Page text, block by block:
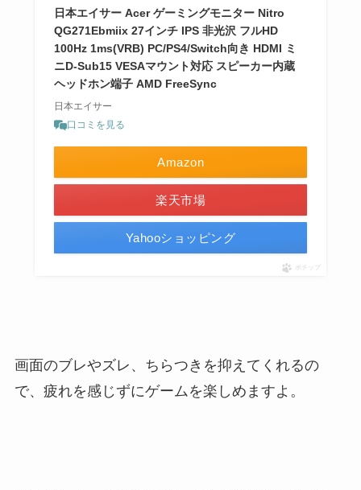
日本エイサー Acer ゲーミングモニター Nitro
QG271Ebmiix 27インチ IPS 非光沢 フルHD
100Hz 1ms(VRB) PC/PS4/Switch向き HDMI ミ
ニD-Sub15 VESAマウント対応 スピーカー内蔵
ヘッドホン端子 AMD FreeSync
日本エイサー
口コミを見る
Amazon
楽天市場
Yahooショッピング
ポチップ
画面のブレやズレ、ちらつきを抑えてくれるの
で、疲れを感じずにゲームを楽しめますよ。